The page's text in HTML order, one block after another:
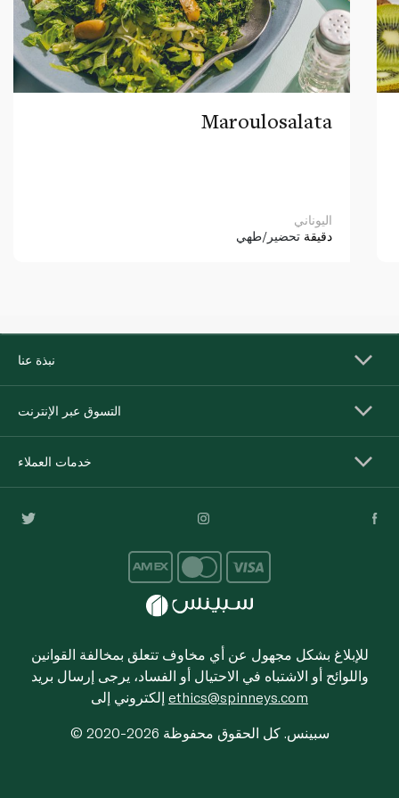
Maroulosalata
اليوناني
دقيقة تحضير/طهي
نبذة عنا
التسوق عبر الإنترنت
خدمات العملاء
للإبلاغ بشكل مجهول عن أي مخاوف تتعلق بمخالفة القوانين
واللوائح أو الاشتباه في الاحتيال أو الفساد، يرجى إرسال بريد
ethics@spinneys.com
© 2020-2026 سبينس. كل الحقوق محفوظة